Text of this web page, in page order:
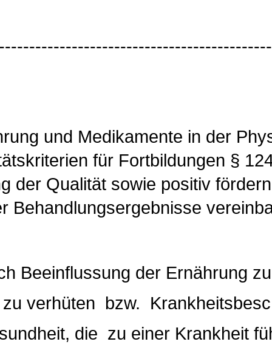
und Medikamente in der
für Fortbildungen §
der Qualität sowie positiv
Behandlungsergebnisse
der Ernährung zu
bzw.
die zu einer Krankheit